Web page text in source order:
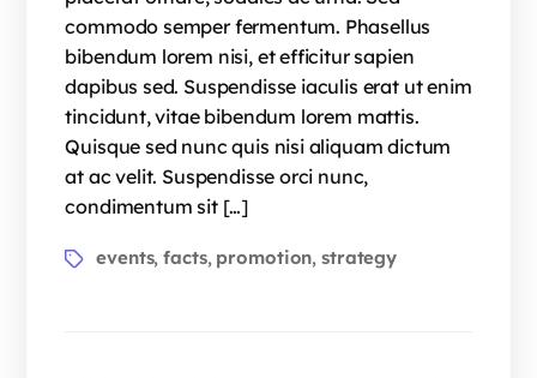
commodo semper fermentum. Phasellus
bibendum lorem nisi, et efficitur sapien
dapibus sed. Suspendisse iaculis erat ut enim
tincidunt, vitae bibendum lorem mattis.
Quisque sed nunc quis nisi aliquam dictum
at ac velit. Suspendisse orci nunc,
condimentum sit […]
events,facts, promotion,strategy